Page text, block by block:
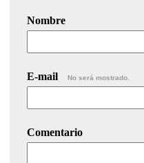
Nombre
E-mail No será mostrado.
Comentario